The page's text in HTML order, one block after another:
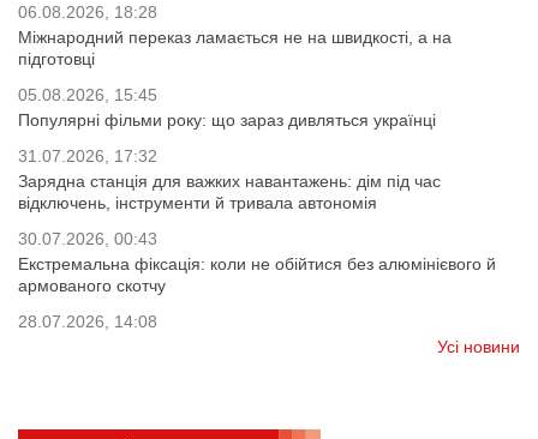
06.08.2026, 18:28
Міжнародний переказ ламається не на швидкості, а на
підготовці
05.08.2026, 15:45
Популярні фільми року: що зараз дивляться українці
31.07.2026, 17:32
Зарядна станція для важких навантажень: дім під час
відключень, інструменти й тривала автономія
30.07.2026, 00:43
Екстремальна фіксація: коли не обійтися без алюмінієвого й
армованого скотчу
28.07.2026, 14:08
Усі новини